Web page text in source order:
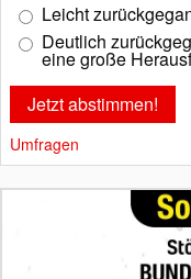
Leicht
Deutlich
eine große
Umfragen